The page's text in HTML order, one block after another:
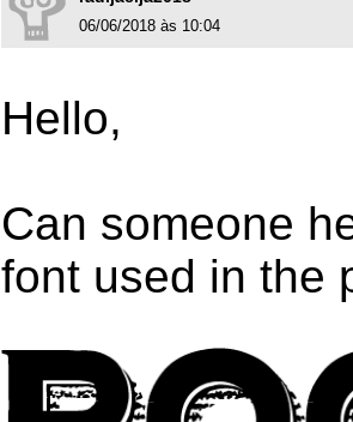
06/06/2018 às 10:04
Hello,
Can someone
font used in the